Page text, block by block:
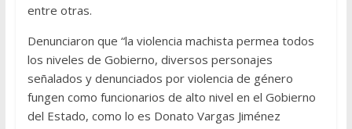
entre otras.
Denunciaron que “la violencia machista permea todos
los niveles de Gobierno, diversos personajes
señalados y denunciados por violencia de género
fungen como funcionarios de alto nivel en el Gobierno
del Estado, como lo es Donato Vargas Jiménez